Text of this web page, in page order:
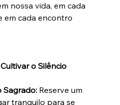
nossa vida, em cada
em cada encontro
o Silêncio
Sagrado: Reserve um
tranquilo para se